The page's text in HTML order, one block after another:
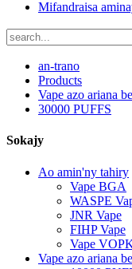
Mifandraisa
an-trano
Products
Vape azo ariana
30000 PUFFS
Sokajy
Ao amin'ny tahiry
Vape BGA
WASPE
JNR Vape
FIHP Vape
Vape
Vape azo ariana